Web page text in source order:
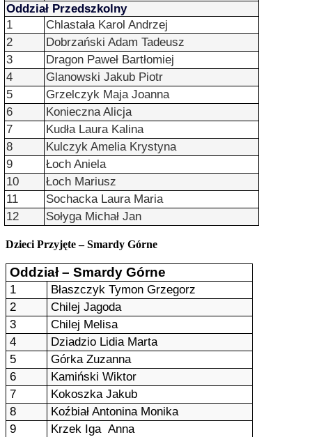
Oddział Przedszkolny
1
Chlastała Karol Andrzej
2
Dobrzański Adam Tadeusz
3
Dragon Paweł Bartłomiej
4
Glanowski Jakub Piotr
5
Grzelczyk Maja Joanna
6
Konieczna Alicja
7
Kudła Laura Kalina
8
Kulczyk Amelia Krystyna
9
Łoch Aniela
10
Łoch Mariusz
11
Sochacka Laura Maria
12
Sołyga Michał Jan
Dzieci Przyjęte – Smardy Górne
Oddział – Smardy Górne
1
Błaszczyk Tymon Grzegorz
2
Chilej Jagoda
3
Chilej Melisa
4
Dziadzio Lidia Marta
5
Górka Zuzanna
6
Kamiński Wiktor
7
Kokoszka Jakub
8
Koźbiał Antonina Monika
9
Krzek Iga Anna